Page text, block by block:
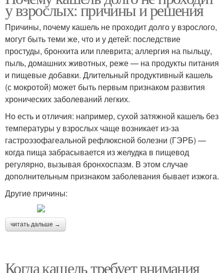
у взрослых: причины и решения
Причины, почему кашель не проходит долго у взрослого,
могут быть теми же, что и у детей: последствие
простуды, бронхита или плеврита; аллергия на пыльцу,
пыль, домашних животных, реже — на продукты питания
и пищевые добавки. Длительный продуктивный кашель
(с мокротой) может быть первым признаком развития
хронических заболеваний легких.
Но есть и отличия: например, сухой затяжной кашель без
температуры у взрослых чаще возникает из-за
гастроэзофагеальной рефлюксной болезни (ГЭРБ) —
когда пища забрасывается из желудка в пищевод
регулярно, вызывая бронхоспазм. В этом случае
дополнительным признаком заболевания бывает изжога.
Другие причины:
читать дальше →
Когда кашель требует внимания